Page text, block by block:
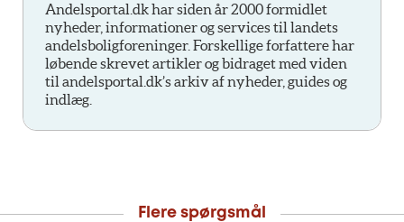
Andelsportal.dk har siden år 2000 formidlet
nyheder, informationer og services til landets
andelsboligforeninger. Forskellige forfattere har
løbende skrevet artikler og bidraget med viden
til andelsportal.dk’s arkiv af nyheder, guides og
indlæg.
Flere spørgsmål